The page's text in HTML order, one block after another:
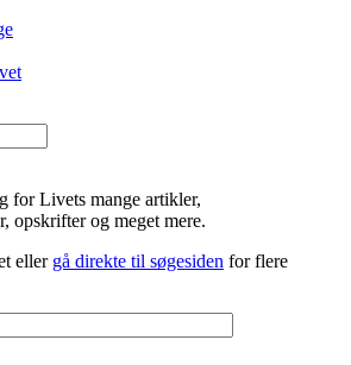
for Livets mange artikler,
opskrifter og meget mere.
eller gå direkte til søgesiden for flere